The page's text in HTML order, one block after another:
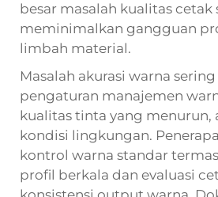
besar masalah kualitas cetak
meminimalkan gangguan
limbah material.
Masalah akurasi warna
pengaturan manajemen
kualitas tinta yang menurun,
kondisi lingkungan.
kontrol warna standar
profil berkala dan evaluasi